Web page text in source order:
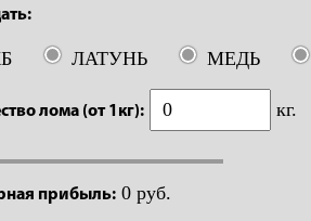
ЛАТУНЬ МЕДЬ
лома (от 1кг): кг.
прибыль: 0 руб.